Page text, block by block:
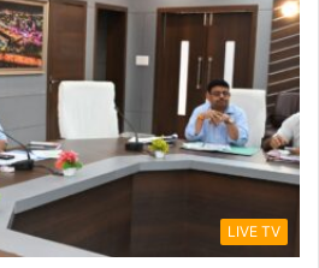
LIVE TV